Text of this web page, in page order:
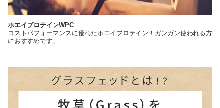
ホエイプロテインWPC
コストパフォーマンスに優れたホエイプロテイン！ガンガン使われる方
におすすめです。